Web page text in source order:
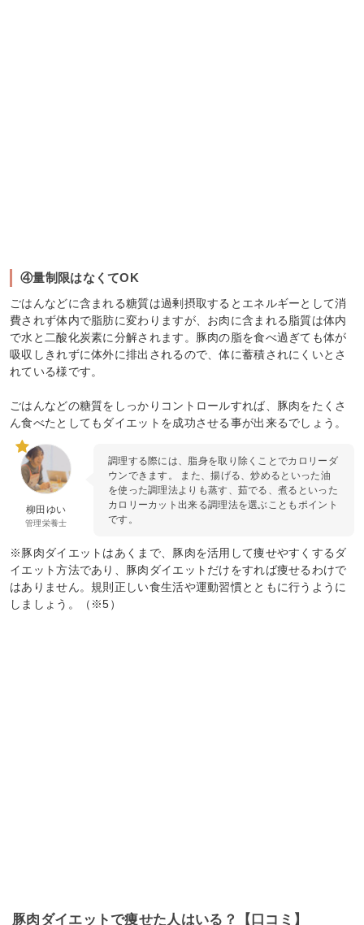
④量制限はなくてOK
ごはんなどに含まれる糖質は過剰摂取するとエネルギーとして消
費されず体内で脂肪に変わりますが、お肉に含まれる脂質は体内
で水と二酸化炭素に分解されます。豚肉の脂を食べ過ぎても体が
吸収しきれずに体外に排出されるので、体に蓄積されにくいとさ
れている様です。
ごはんなどの糖質をしっかりコントロールすれば、豚肉をたくさ
ん食べたとしてもダイエットを成功させる事が出来るでしょう。
柳田ゆい
管理栄養士
調理する際には、脂身を取り除くことでカロリーダ
ウンできます。 また、揚げる、炒めるといった油
を使った調理法よりも蒸す、茹でる、煮るといった
カロリーカット出来る調理法を選ぶこともポイント
です。
※豚肉ダイエットはあくまで、豚肉を活用して痩せやすくするダ
イエット方法であり、豚肉ダイエットだけをすれば痩せるわけで
はありません。規則正しい食生活や運動習慣とともに行うように
しましょう。（※5）
豚肉ダイエットで痩せた人はいる？【口コミ】